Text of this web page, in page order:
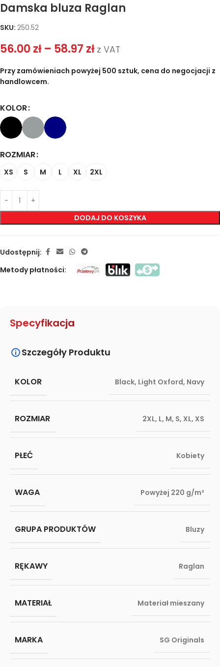
Damska bluza Raglan
SKU: 250.52
56.00 zł – 58.97 zł z VAT
Przy zamówieniach powyżej 500 sztuk, cena do negocjacji z
handlowcem.
KOLOR
ROZMIAR
XS S M L XL 2XL
DODAJ DO KOSZYKA
Udostępnij:
Metody płatności:
Specyfikacja
Szczegóły Produktu
KOLOR Black, Light Oxford, Navy
ROZMIAR 2XL, L, M, S, XL, XS
PŁEĆ Kobiety
WAGA Powyżej 220 g/m²
GRUPA PRODUKTÓW Bluzy
RĘKAWY Raglan
MATERIAŁ Materiał mieszany
MARKA SG Originals